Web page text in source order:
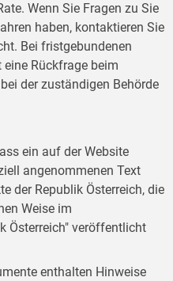
Wenn Sie Fragen zu Sie
haben, kontaktieren Sie
Bei fristgebundenen
Rückfrage beim
der zuständigen Behörde
ein auf der Website
angenommenen Text
der Republik Österreich, die
Weise im
Österreich" veröffentlicht
enthalten Hinweise